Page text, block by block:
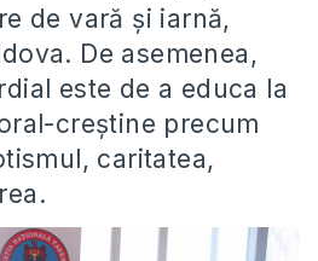
de vară și iarnă,
De asemenea,
este de a educa la
creștine precum
caritatea,